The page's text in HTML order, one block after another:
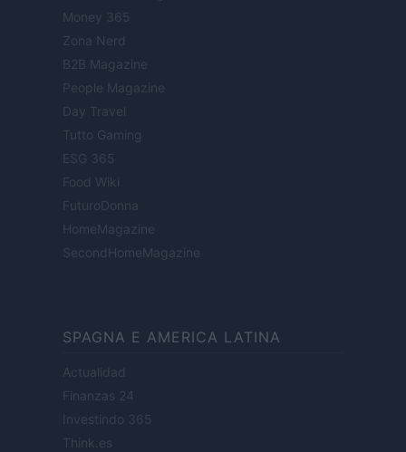
Money 365
Zona Nerd
B2B Magazine
People Magazine
Day Travel
Tutto Gaming
ESG 365
Food Wiki
FuturoDonna
HomeMagazine
SecondHomeMagazine
SPAGNA E AMERICA LATINA
Actualidad
Finanzas 24
Investindo 365
Think.es